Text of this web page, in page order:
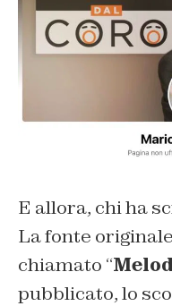
E allora, chi ha
La fonte
chiamato “
pubblicato, lo